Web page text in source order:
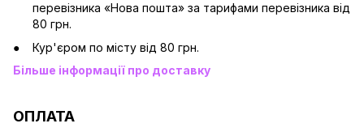
перевізника «Нова пошта» за тарифами перевізника від
80 грн.
Кур'єром по місту від 80 грн.
Більше інформації про доставку
ОПЛАТА